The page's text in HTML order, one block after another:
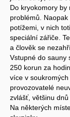
Do kryokomory by
problémů.
potížemi, v nich
speciální zářiče.
a člověk se
Vstupné do sauny
250 korun za
více v
provozovatelé
zvlášť, většinu
Na některých